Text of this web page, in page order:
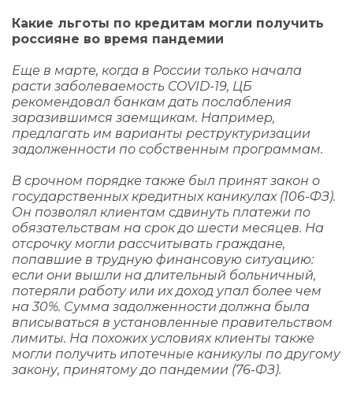
Какие льготы по кредитам могли получить
россияне во время пандемии
Еще в марте, когда в России только начала
расти заболеваемость COVID-19, ЦБ
рекомендовал банкам дать послабления
заразившимся заемщикам. Например,
предлагать им варианты реструктуризации
задолженности по собственным программам.
В срочном порядке также был принят закон о
государственных кредитных каникулах (106-ФЗ).
Он позволял клиентам сдвинуть платежи по
обязательствам на срок до шести месяцев. На
отсрочку могли рассчитывать граждане,
попавшие в трудную финансовую ситуацию:
если они вышли на длительный больничный,
потеряли работу или их доход упал более чем
на 30%. Сумма задолженности должна была
вписываться в установленные правительством
лимиты. На похожих условиях клиенты также
могли получить ипотечные каникулы по другому
закону, принятому до пандемии (76-ФЗ).